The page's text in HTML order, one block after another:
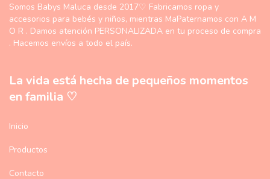
Somos Babys Maluca desde 2017♡ Fabricamos ropa y
accesorios para bebés y niños, mientras MaPaternamos con A M
O R . Damos atención PERSONALIZADA en tu proceso de compra
. Hacemos envíos a todo el país.
La vida está hecha de pequeños momentos
en familia ♡
Inicio
Productos
Contacto